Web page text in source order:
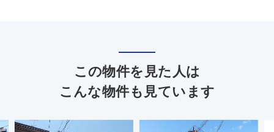
この物件を見た人は
こんな物件も見ています